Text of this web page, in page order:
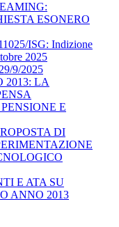
ESONERO
ISG: Indizione
2025
9/2025
2013: LA
E
DI
E ATA SU
ANNO 2013